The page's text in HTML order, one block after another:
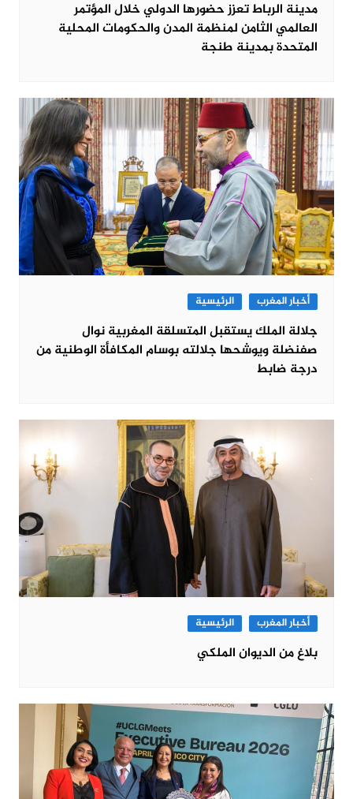
مدينة الرباط تعزز حضورها الدولي خلال المؤتمر
العالمي الثامن لمنظمة المدن والحكومات المحلية
المتحدة بمدينة طنجة
أخبار المغرب الرئيسية
جلالة الملك يستقبل المتسلقة المغربية نوال
صفنضلة ويوشحها جلالته بوسام المكافأة الوطنية من
درجة ضابط
أخبار المغرب الرئيسية
بلاغ من الديوان الملكي